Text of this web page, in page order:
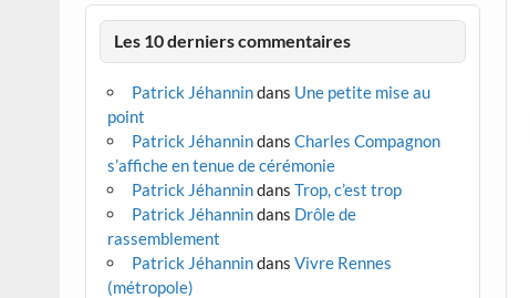
Les 10 derniers commentaires
Patrick Jéhannindans Une petite mise au
point
Patrick Jéhannindans Charles Compagnon
s’affiche en tenue de cérémonie
Patrick Jéhannindans Trop, c’est trop
Patrick Jéhannindans Drôle de
rassemblement
Patrick Jéhannindans Vivre Rennes
(métropole)